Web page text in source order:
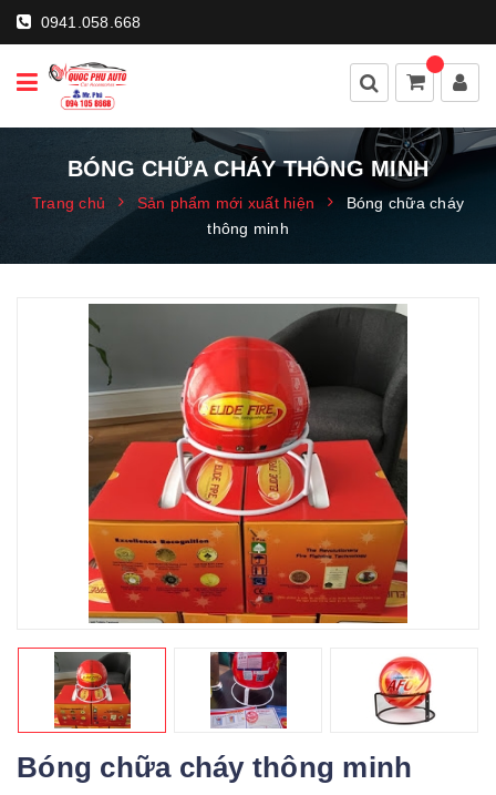
0941.058.668
BÓNG CHỮA CHÁY THÔNG MINH
Trang chủ Sản phẩm mới xuất hiện
Bóng chữa cháy
thông minh
Bóng chữa cháy thông minh